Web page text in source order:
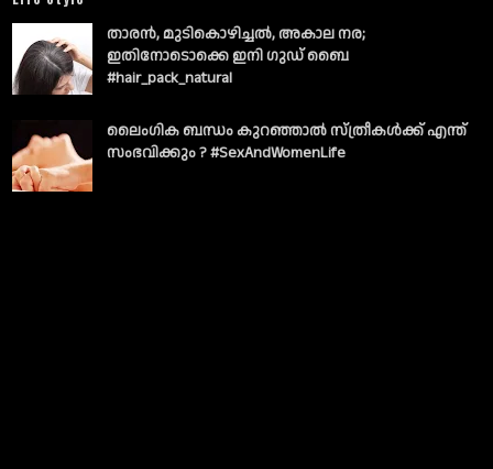
താരൻ, മുടികൊഴിച്ചൽ, അകാല നര;
ഇതിനോടൊക്കെ ഇനി ഗുഡ് ബൈ
#hair_pack_natural
ലൈംഗിക ബന്ധം കുറഞ്ഞാല്‍ സ്ത്രീകള്‍ക്ക് എന്ത്
സംഭവിക്കും ? #SexAndWomenLife